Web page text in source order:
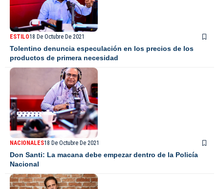
ESTILO18 De Octubre De 2021
Tolentino denuncia especulación en los precios de los
productos de primera necesidad
NACIONALES18 De Octubre De 2021
Don Santi: La macana debe empezar dentro de la Policía
Nacional